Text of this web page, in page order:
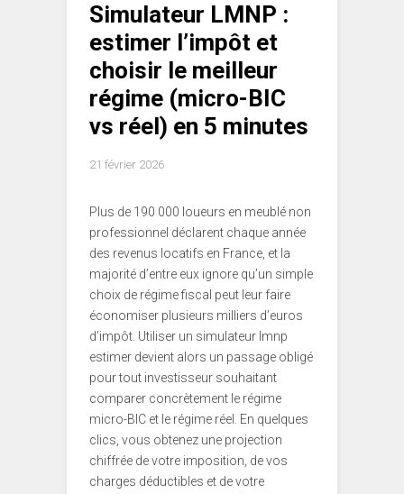
Simulateur LMNP :
estimer l’impôt et
choisir le meilleur
régime (micro-BIC
vs réel) en 5 minutes
21 février 2026
Plus de 190 000 loueurs en meublé non
professionnel déclarent chaque année
des revenus locatifs en France, et la
majorité d’entre eux ignore qu’un simple
choix de régime fiscal peut leur faire
économiser plusieurs milliers d’euros
d’impôt. Utiliser un simulateur lmnp
estimer devient alors un passage obligé
pour tout investisseur souhaitant
comparer concrètement le régime
micro-BIC et le régime réel. En quelques
clics, vous obtenez une projection
chiffrée de votre imposition, de vos
charges déductibles et de votre